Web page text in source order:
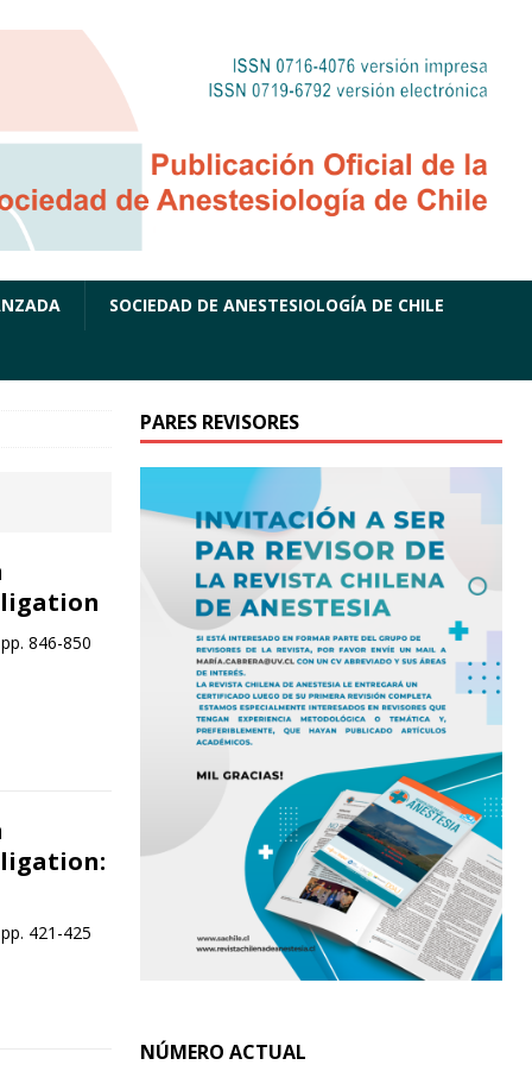
SOCIEDAD DE ANESTESIOLOGÍA DE CHILE
846-850
421-425
PARES REVISORES
NÚMERO ACTUAL